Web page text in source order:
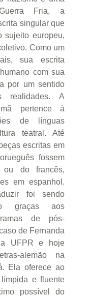
Fria, a
singular que
sujeito europeu,
Como um
sua escrita
com sua
por um sentido
A
pertence à
de línguas
teatral. Até
escritas em
fossem
do francês,
em espanhol.
foi sendo
graças aos
de pós-
de Fernanda
UFPR e hoje
alemão na
Ela oferece ao
e fluente
possível do